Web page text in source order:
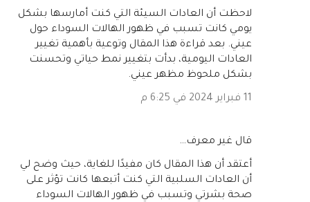
لاحظت أن العادات السيئة التي كنت أمارسها بشكل
يومي كانت تسبب في ظهور الهالات السوداء حول
عيني. بعد قراءة هذا المقال وتوعية بأهمية تغيير
العادات اليومية، بدأت بتغيير نمط حياتي وتحسنت
بشكل ملحوظ مظهر عيني.
11 فبراير 2024 في 6:25 م
‏قال غير معرف…
أعتقد أن هذا المقال كان مفيدًا للغاية، حيث وضح لي
أن العادات السلبية التي كنت أتبعها كانت تؤثر على
صحة بشرتي وتسبب في ظهور الهالات السوداء